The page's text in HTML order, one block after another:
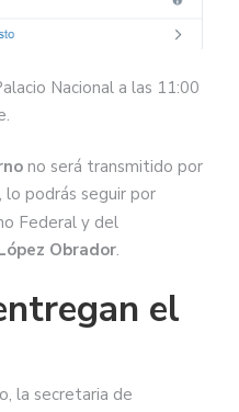
Nacional a las 11:00
no será transmitido por
lo podrás seguir por
Federal y del
Obrador.
el
la secretaria de